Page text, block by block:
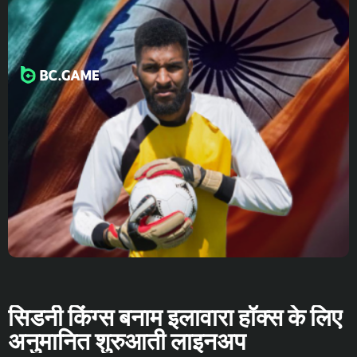
सिडनी किंग्स बनाम इलावारा हॉक्स के लिए
अनुमानित शुरुआती लाइनअप